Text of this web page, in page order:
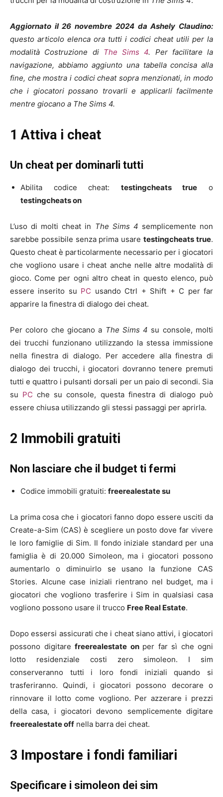
Aggiornato il 26 novembre 2024 da Ashely Claudino:
questo articolo elenca ora tutti i codici cheat utili per la
modalità Costruzione di The Sims 4. Per facilitare la
navigazione, abbiamo aggiunto una tabella concisa alla
fine, che mostra i codici cheat sopra menzionati, in modo
che i giocatori possano trovarli e applicarli facilmente
mentre giocano a The Sims 4.
1 Attiva i cheat
Un cheat per dominarli tutti
Abilita codice cheat: testingcheats true o
testingcheats on
L’uso di molti cheat in The Sims 4 semplicemente non
sarebbe possibile senza prima usaretestingcheats true.
Questo cheat è particolarmente necessario per i giocatori
che vogliono usare i cheat anche nelle altre modalità di
gioco. Come per ogni altro cheat in questo elenco, può
essere inserito su PC usando Ctrl + Shift + C per far
apparire la finestra di dialogo dei cheat.
Per coloro che giocano a The Sims 4 su console, molti
dei trucchi funzionano utilizzando la stessa immissione
nella finestra di dialogo. Per accedere alla finestra di
dialogo dei trucchi, i giocatori dovranno tenere premuti
tutti e quattro i pulsanti dorsali per un paio di secondi. Sia
su PC che su console, questa finestra di dialogo può
essere chiusa utilizzando gli stessi passaggi per aprirla.
2 Immobili gratuiti
Non lasciare che il budget ti fermi
Codice immobili gratuiti: freerealestate su
La prima cosa che i giocatori fanno dopo essere usciti da
Create-a-Sim (CAS) è scegliere un posto dove far vivere
le loro famiglie di Sim. Il fondo iniziale standard per una
famiglia è di 20.000 Simoleon, ma i giocatori possono
aumentarlo o diminuirlo se usano la funzione CAS
Stories. Alcune case iniziali rientrano nel budget, ma i
giocatori che vogliono trasferire i Sim in qualsiasi casa
vogliono possono usare il trucco Free Real Estate.
Dopo essersi assicurati che i cheat siano attivi, i giocatori
possono digitare freerealestate on per far sì che ogni
lotto residenziale costi zero simoleon. I sim
conserveranno tutti i loro fondi iniziali quando si
trasferiranno. Quindi, i giocatori possono decorare o
rinnovare il lotto come vogliono. Per azzerare i prezzi
della casa, i giocatori devono semplicemente digitare
freerealestate off nella barra dei cheat.
3 Impostare i fondi familiari
Specificare i simoleon dei sim